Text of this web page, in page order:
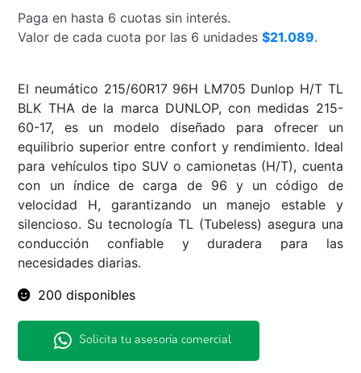
$189.800.
$126.533.
Paga en hasta 6 cuotas sin interés.
Valor de cada cuota por las 6 unidades$21.089.
El neumático 215/60R17 96H LM705 Dunlop H/T TL
BLK THA de la marca DUNLOP, con medidas 215-
60-17, es un modelo diseñado para ofrecer un
equilibrio superior entre confort y rendimiento. Ideal
para vehículos tipo SUV o camionetas (H/T), cuenta
con un índice de carga de 96 y un código de
velocidad H, garantizando un manejo estable y
silencioso. Su tecnología TL (Tubeless) asegura una
conducción confiable y duradera para las
necesidades diarias.
200 disponibles
Solicita tu asesoría comercial